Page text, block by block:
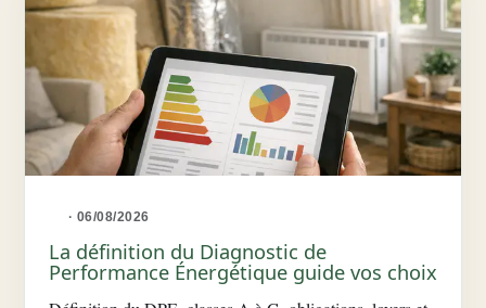
· 06/08/2026
La définition du Diagnostic de
Performance Énergétique guide vos choix